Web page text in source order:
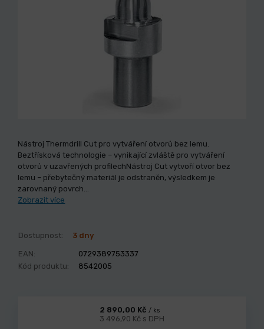
Nástroj Thermdrill Cut pro vytváření otvorů bez lemu.
Beztřísková technologie – vynikající zvláště pro vytváření
otvorů v uzavřených profilechNástroj Cut vytvoří otvor bez
lemu – přebytečný materiál je odstraněn, výsledkem je
zarovnaný povrch…
Zobrazit více
Dostupnost: 3 dny
EAN:
0729389753337
Kód produktu:
8542005
2 890,00 Kč / ks
3 496,90 Kč s DPH